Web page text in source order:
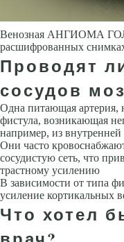
Венозная АНГИОМА
расшифрованных
Проводят
сосудов
Одна питающая артерия,
фистула, воз­никающая
например, из
Они часто
сосудистую сеть, что
трастному усилению
В зависимости от типа
усиление кортикальных
Что хотел